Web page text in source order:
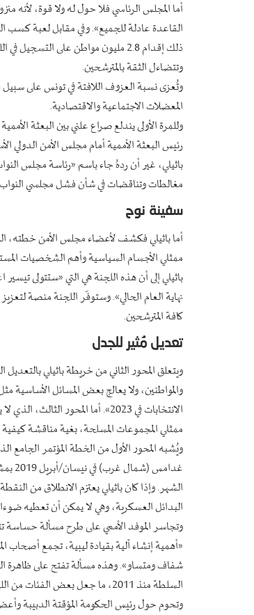
أما المجلس الرئاسي فلا حول له ولا قوة، لأنه
القاعدة عادلة للجميع». وفي مقابل لعبة كسب
ذلك إقدام 2.8 مليون مواطن على
وتتضاءل الثقة بالمترشحين.
المعضلات الاجتماعية والاقتصادية.
وللمرة الأولى يندلع صراع علني بين البعثة
رئيس البعثة الأممية أمام مجلس الأمن الدولي
باثيلي، غير أن ردهُ جاء باسم «رئاسة مجلس
مغالطات وتناقضات في شأن فشل مجلسي النواب
سفينة نوح
أما باثيلي فكشف لأعضاء مجلس الأمن خطته،
ممثلي الأجسام السياسية وأهم الشخصيات
باثيلي إلى أن هذه اللجنة هي التي «ستتولى
نهاية العام الحالي». وستوفّر اللجنة منصة
كافة المترشحين.
تعديل مُثير للجدل
ويتعلق المحور الثاني من خريطة باثيلي
والمواطنين، ولا يعالج بعض المسائل
الانتخابات في 2023». أما
ممثلي المجموعات المسلحة، بغية مناقشة كيفية
ويُشبه المحور الأول من الخطة المؤتمر الجامع
الشهر. وإذا كان باثيلي يعتزم الانطلاق من
البدائل العسكرية، وهي لا يمكن أن تعطيه
وتجاسر الموفد الأممي على طرح مسألة حساسة
«أهمية إنشاء آلية بقيادة ليبية، تجمع أصحاب
شفاف ومتساو». وهذه مسألة تفتح على ظاهرة
السلطة منذ 2011، ما جعل بعض الفئات من الليبيين، تتمنى عودة النظام السابق.
وتحوم حول رئيس الحكومة المؤقتة الدبيبة